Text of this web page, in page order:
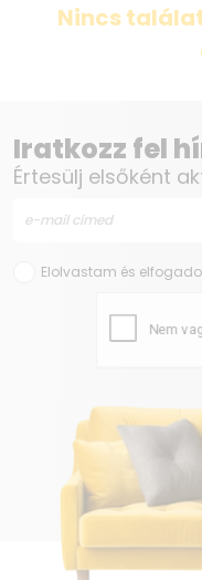
Nincs
Iratkozz fel
Értesülj elsőként
Elolvastam és